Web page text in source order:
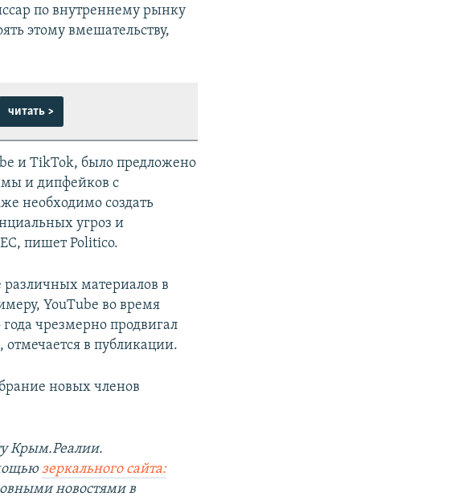
по внутреннему рынку
этому вмешательству,
читать >
и TikTok, было предложено
и дипфейков с
необходимо создать
угроз и
ЕС, пишет Politico.
материалов в
YouTube во время
чрезмерно продвигал
в публикации.
новых членов
Крым.Реалии.
зеркального сайта:
новостями в